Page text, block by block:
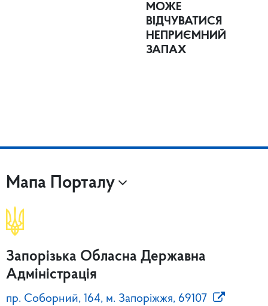
МОЖЕ
ВІДЧУВАТИСЯ
НЕПРИЄМНИЙ
ЗАПАХ
Мапа Порталу
Запорізька Обласна Державна
Адміністрація
пр. Соборний, 164, м. Запоріжжя, 69107